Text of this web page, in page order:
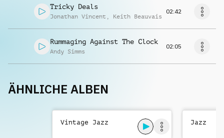
Tricky Deals
Jonathan Vincent , Keith Beauvais
02:42
Rummaging Against The Clock
Andy Simms
02:05
ÄHNLICHE ALBEN
Vintage Jazz Jazz